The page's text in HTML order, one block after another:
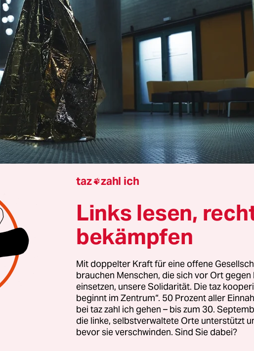
Akrap
deutsche Serie mal einen internationalen Preis, ist das
Nazi, DDR oder dunkle Keller. So wie jetzt in „Liebes
in New York mit dem internationalen Emmy
sechsteilige Serie erzählt auch sehr deutsch,
Weise wie jeder durchschnittliche deutsche
taz zahl ich
Links lesen,
bekämpfen
Mit doppelter Kraft für eine offene
brauchen Menschen, die sich vor Ort
einsetzen, unsere Solidarität. Die taz
beginnt im Zentrum“. 50 Prozent aller
bei taz zahl ich gehen – bis zum 30.
die linke, selbstverwaltete Orte unterstützt
bevor sie verschwinden. Sind Sie dabei?